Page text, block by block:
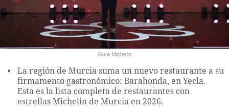
Guía Michelin
La región de Murcia suma un nuevo restaurante a su
firmamento gastronómico: Barahonda, en Yecla.
Esta es la lista completa de restaurantes con
estrellas Michelin de Murcia en 2026.